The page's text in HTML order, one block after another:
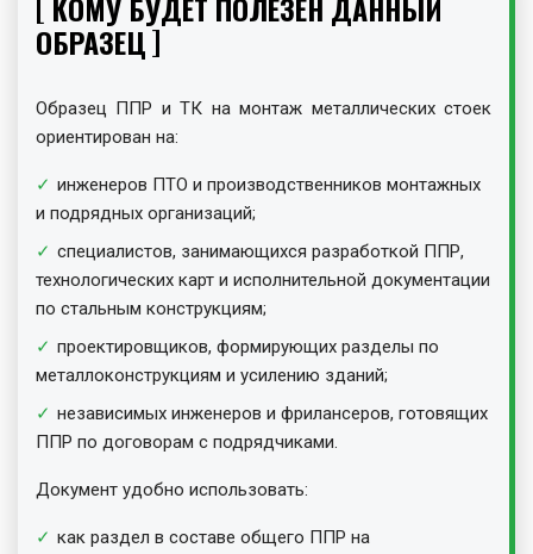
ОБРАЗЕЦ
Образец ППР и ТК на монтаж металлических стоек
ориентирован на:
инженеров ПТО и производственников монтажных
и подрядных организаций;
специалистов, занимающихся разработкой ППР,
технологических карт и исполнительной документации
по стальным конструкциям;
проектировщиков, формирующих разделы по
металлоконструкциям и усилению зданий;
независимых инженеров и фрилансеров, готовящих
ППР по договорам с подрядчиками.
Документ удобно использовать:
как раздел в составе общего ППР на